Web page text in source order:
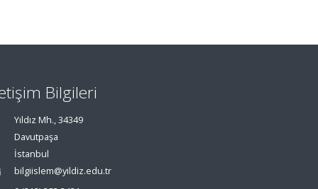
Bilgileri
Yıldız Mh., 34349
Davutpaşa
İstanbul
bilgiislem@yildiz.edu.tr